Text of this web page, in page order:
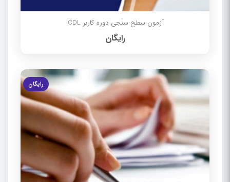
آزمون سطح سنجی دوره کاربر ICDL
رایگان
رایگان